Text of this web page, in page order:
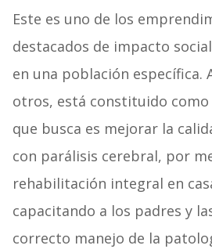
Este es uno de los
destacados de impacto
en una población específica.
otros, está constituido
que busca es mejorar la
con parálisis cerebral, por
rehabilitación integral en
capacitando a los padres y
correcto manejo de la